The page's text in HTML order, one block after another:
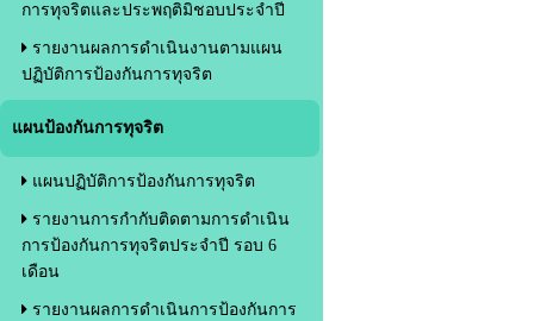
การทุจริตและประพฤติมิชอบประจำปี
รายงานผลการดำเนินงานตามแผน
ปฏิบัติการป้องกันการทุจริต
แผนป้องกันการทุจริต
แผนปฏิบัติการป้องกันการทุจริต
รายงานการกำกับติดตามการดำเนิน
การป้องกันการทุจริตประจำปี รอบ 6
เดือน
รายงานผลการดำเนินการป้องกันการ